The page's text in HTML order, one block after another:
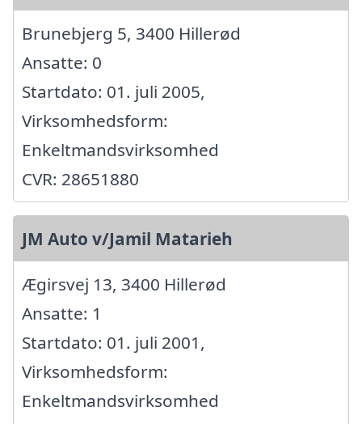
Brunebjerg 5, 3400 Hillerød
Ansatte: 0
Startdato: 01. juli 2005,
Virksomhedsform:
Enkeltmandsvirksomhed
CVR: 28651880
JM Auto v/Jamil Matarieh
Ægirsvej 13, 3400 Hillerød
Ansatte: 1
Startdato: 01. juli 2001,
Virksomhedsform:
Enkeltmandsvirksomhed